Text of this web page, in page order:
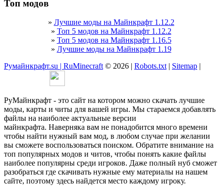
Топ модов
» Лучшие моды на Майнкрафт 1.12.2
» Топ 5 модов на Майнкрафт 1.12.2
» Топ 5 модов на Майнкрафт 1.16.5
» Лучшие моды на Майнкрафт 1.19
Румайнкрафт.su | RuMinecraft© 2026 | Robots.txt| Sitemap |
РуМайнкрафт - это сайт на котором можно скачать лучшие
моды, карты и читы для вашей игры. Мы стараемся добавлять
файлы на наиболее актуальные версии
майнкрафта. Наверняка вам не понадобится много времени
чтобы найти нужный вам мод, в любом случае при желании
вы сможете воспользоваться поиском. Обратите внимание на
топ популярных модов и читов, чтобы понять какие файлы
наиболее популярны среди игроков. Даже полный нуб сможет
разобраться где скачивать нужные ему материалы на нашем
сайте, поэтому здесь найдется место каждому игроку.